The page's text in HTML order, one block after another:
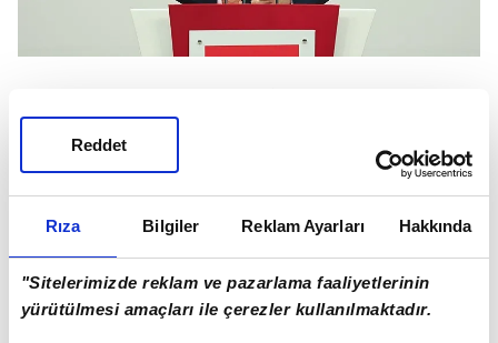
Rıza Bilgiler Reklam Ayarları Hakkında
"Sitelerimizde reklam ve pazarlama faaliyetlerinin
yürütülmesi amaçları ile çerezler kullanılmaktadır.
Reddet
Açıklamalarının ardından gazetecilerin sorularını
yanıtlayan Sarı'ya, olağanüstü kurultay için
toplanan imzaların genel merkeze teslim edilmesi
Sarı, konuyu değerlendirdiklerini belirterek şu